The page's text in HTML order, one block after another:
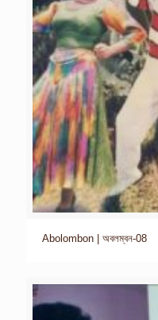
Abolombon | অবলম্বন-08